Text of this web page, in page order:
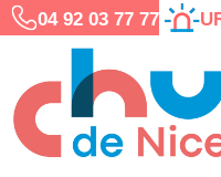
04 92 03 77 77